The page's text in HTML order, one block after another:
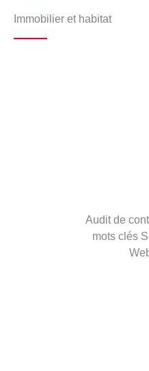
Immobilier et habitat
Audit de
mots clés